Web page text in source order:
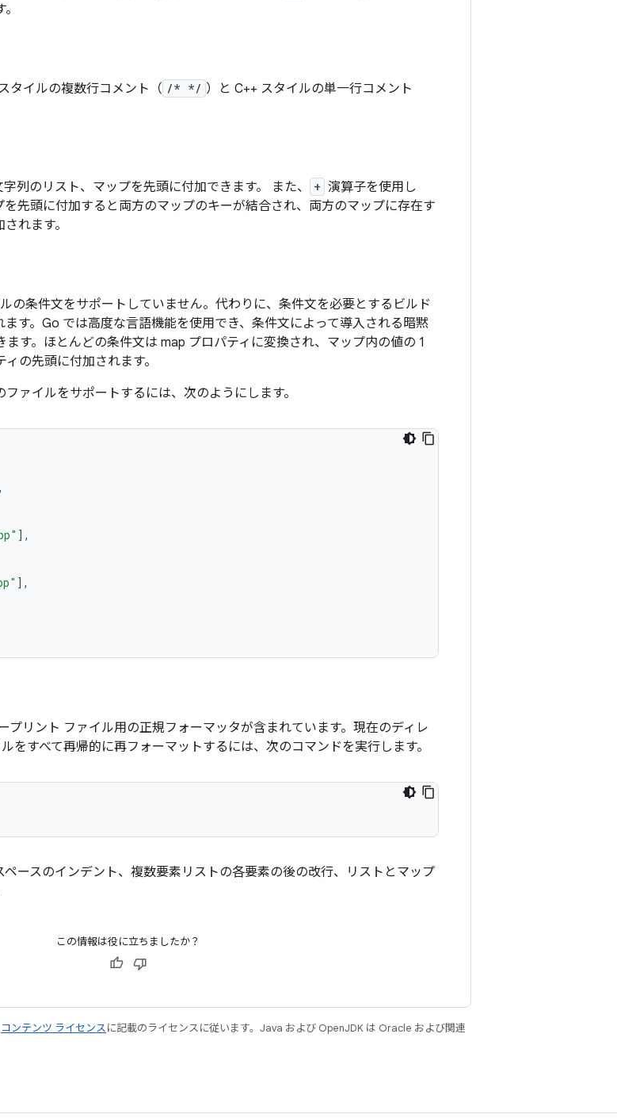
タイルの複数行コメント（ /* */ ）と C++ スタイルの単一行コメント
列のリスト、マップを先頭に付加できます。 また、 + 演算子を使用し
先頭に付加すると両方のマップのキーが結合され、両方のマップに存在す
れます。
の条件文をサポートしていません。代わりに、条件文を必要とするビルド
す。Go では高度な言語機能を使用でき、条件文によって導入される暗黙
す。ほとんどの条件文は map プロパティに変換され、マップ内の値の 1
の先頭に付加されます。
ァイルをサポートするには、次のようにします。
],
],
プリント ファイル用の正規フォーマッタが含まれています。現在のディレ
をすべて再帰的に再フォーマットするには、次のコマンドを実行します。
ースのインデント、複数要素リストの各要素の後の改行、リストとマップ
この情報は役に立ちましたか？
コンテンツ ライセンスに記載のライセンスに従います。Java および OpenJDK は Oracle および関連